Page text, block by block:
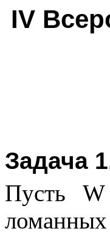
IV
Задача
Пусть W